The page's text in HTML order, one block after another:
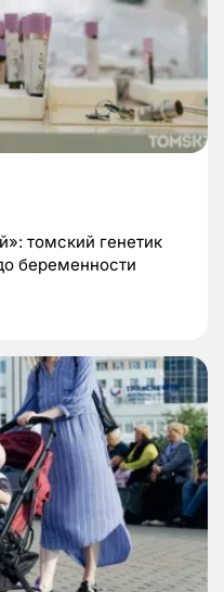
томский генетик
беременности